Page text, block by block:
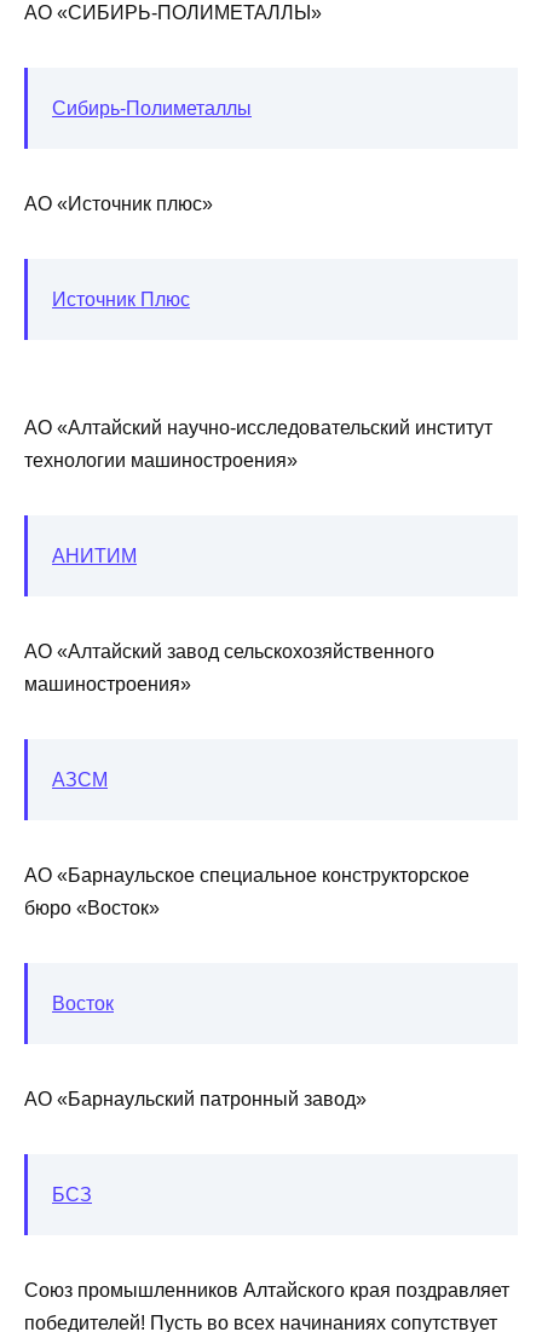
АО «СИБИРЬ-ПОЛИМЕТАЛЛЫ»
Сибирь-Полиметаллы
АО «Источник плюс»
Источник Плюс
АО «Алтайский научно-исследовательский институт
технологии машиностроения»
АНИТИМ
АО «Алтайский завод сельскохозяйственного
машиностроения»
АЗСМ
АО «Барнаульское специальное конструкторское
бюро «Восток»
Восток
АО «Барнаульский патронный завод»
БСЗ
Союз промышленников Алтайского края поздравляет
победителей! Пусть во всех начинаниях сопутствует